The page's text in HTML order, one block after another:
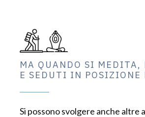
MA QUANDO SI MEDITA,
E SEDUTI IN POSIZIONE
Si possono svolgere anche altre